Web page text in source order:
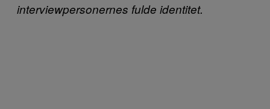
interviewpersonernes fulde identitet.